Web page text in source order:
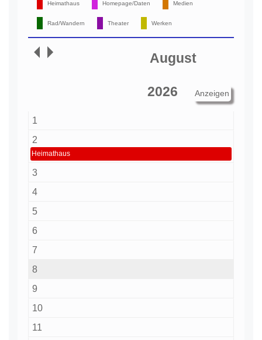
Heimathaus Homepage/Daten Medien
Rad/Wandern Theater Werken
1
2
Heimathaus
3
4
5
6
7
8
9
10
11